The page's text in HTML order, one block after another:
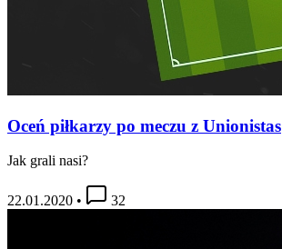
Oceń piłkarzy po meczu z Unionistas
Jak grali nasi?
22.01.2020 • 32